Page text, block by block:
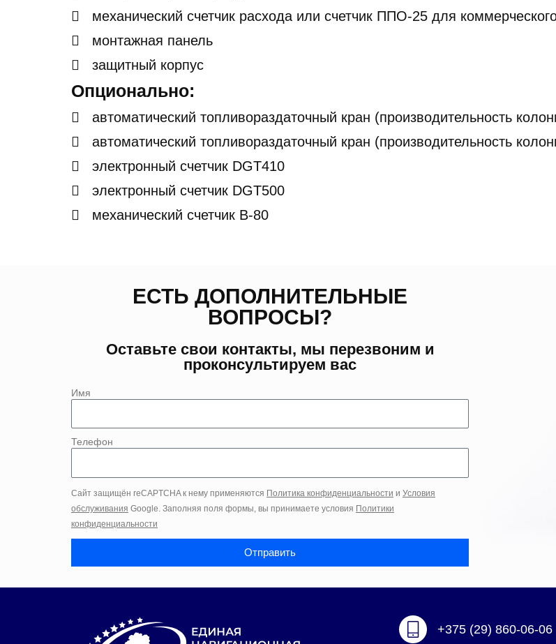
механический счетчик расхода или счетчик ППО-25 для
монтажная панель
защитный корпус
Опционально:
автоматический топливораздаточный кран (производительность
автоматический топливораздаточный кран (производительность
электронный счетчик DGT410
электронный счетчик DGT500
механический счетчик B-80
ЕСТЬ ДОПОЛНИТЕЛЬНЫЕ
ВОПРОСЫ?
Оставьте свои контакты, мы перезвоним и
проконсультируем вас
Имя
Телефон
Сайт защищён reCAPTCHA к нему применяются Политика конфиденциальности и Условия
обслуживания Google. Заполняя поля формы, вы принимаете условия Политики
конфиденциальности
Отправить
+375 (29) 860-06-06